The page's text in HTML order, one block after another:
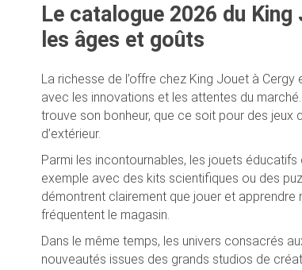
Le catalogue 2026 du
les âges et goûts
La richesse de l’offre chez King Jouet à
avec les innovations et les attentes du
trouve son bonheur, que ce soit pour des
d’extérieur.
Parmi les incontournables, les jouets
exemple avec des kits scientifiques ou des
démontrent clairement que jouer et apprendre
fréquentent le magasin.
Dans le même temps, les univers consacrés
nouveautés issues des grands studios de